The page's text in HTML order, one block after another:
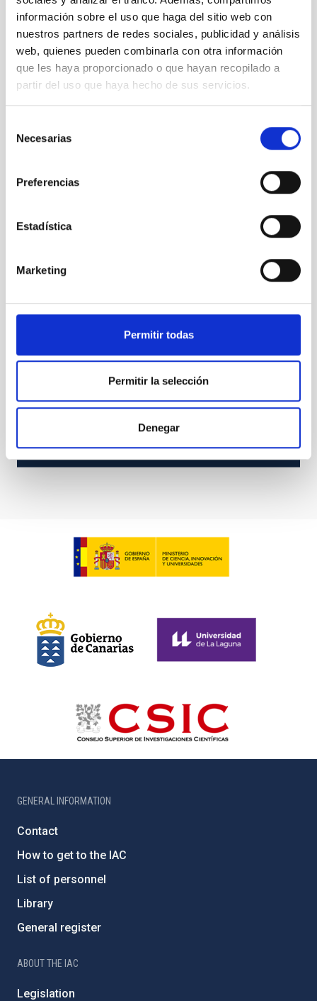
información sobre el uso que haga del sitio web con
nuestros partners de redes sociales, publicidad y análisis
web, quienes pueden combinarla con otra información
que les haya proporcionado o que hayan recopilado a
partir del uso que haya hecho de sus servicios.
Necesarias
Preferencias
Estadística
Marketing
Permitir todas
Permitir la selección
Denegar
Instrument
OT SCIntillation Detection And Ranging
Instrument
GENERAL INFORMATION
Contact
How to get to the IAC
List of personnel
Library
General register
ABOUT THE IAC
Legislation